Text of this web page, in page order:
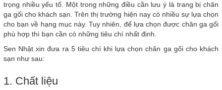
trọng nhiều yếu tố. Một trong những điều cần lưu ý là trang bị chăn
ga gối cho khách sạn. Trên thị trường hiện nay có nhiều sự lựa chọn
cho bạn về hạng mục này. Tuy nhiên, để lựa chọn được chăn ga gối
phù hợp thì bạn cần có những tiêu chí nhất định.
Sen Nhật xin đưa ra 5 tiêu chí khi lựa chọn chăn ga gối cho khách
sạn như sau:
1. Chất liệu